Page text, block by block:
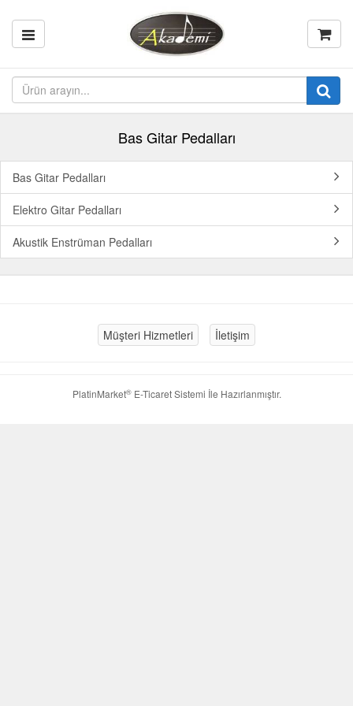
Bas Gitar Pedalları
Bas Gitar Pedalları
Elektro Gitar Pedalları
Akustik Enstrüman Pedalları
Müşteri Hizmetleri İletişim
PlatinMarket®E-Ticaret Sistemi İle Hazırlanmıştır.